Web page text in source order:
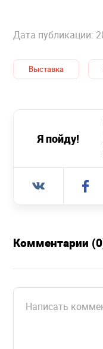
Дата публикации:
Выставка
Я пойду!
Комментарии